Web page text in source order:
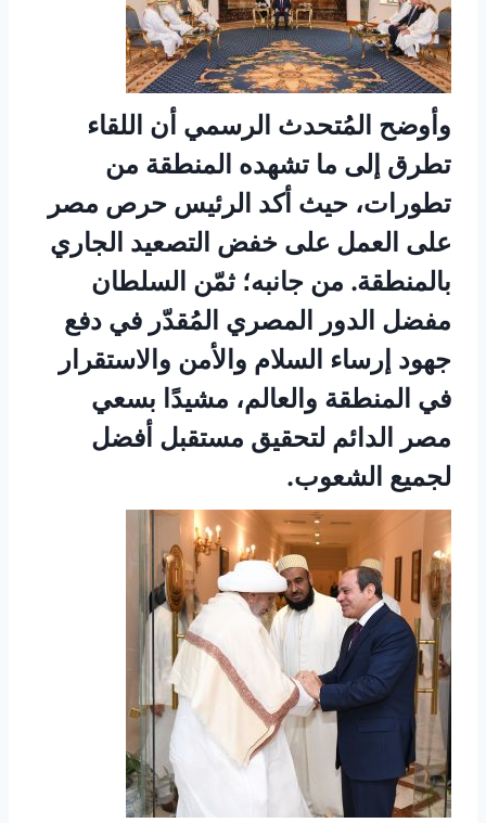
وأوضح المُتحدث الرسمي أن اللقاء
تطرق إلى ما تشهده المنطقة من
تطورات، حيث أكد الرئيس حرص مصر
على العمل على خفض التصعيد الجاري
بالمنطقة. من جانبه؛ ثمّن السلطان
مفضل الدور المصري المُقدّر في دفع
جهود إرساء السلام والأمن والاستقرار
في المنطقة والعالم، مشيدًا بسعي
مصر الدائم لتحقيق مستقبل أفضل
لجميع الشعوب.